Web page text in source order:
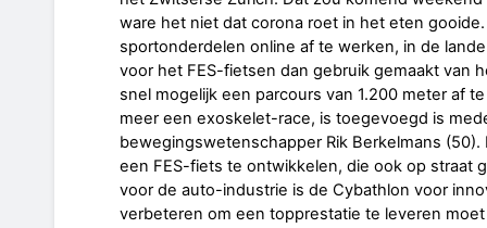
ware het niet dat corona roet in het eten
sportonderdelen online af te werken, in de
voor het FES-fietsen dan gebruik gemaakt van
snel mogelijk een parcours van 1.200 meter af
meer een exoskelet-race, is toegevoegd is
bewegingswetenschapper Rik Berkelmans
een FES-fiets te ontwikkelen, die ook op straat
voor de auto-industrie is de Cybathlon voor
verbeteren om een topprestatie te leveren